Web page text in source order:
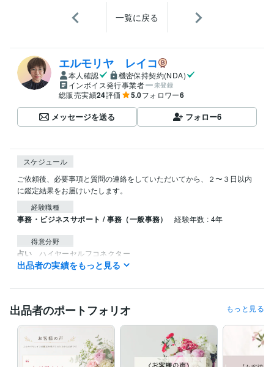
一覧に戻る
エルモリヤ レイコ
本人確認
機密保持契約(NDA)
インボイス発行事業者
未登録
総販売実績24評価 5.0フォロワー6
メッセージを送る フォロー6
スケジュール
ご依頼後、必要事項と質問の連絡をしていただいてから、２〜３日以内
経験職種
事務・ビジネスサポート / 事務（一般事務） 経験年数 : 4年
得意分野
占い ハイヤーセルフコネクター
チャネリング
出品者の実績をもっと見る
出品者のポートフォリオ もっと見る